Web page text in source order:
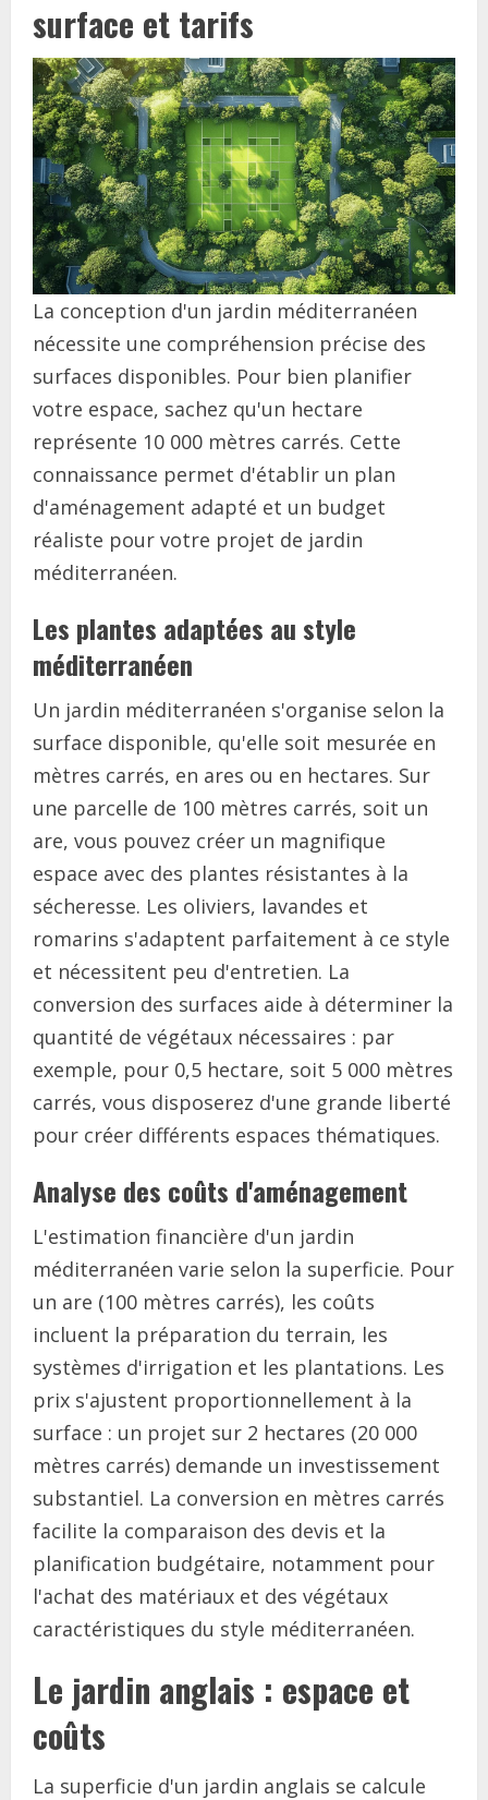
surface et tarifs
La conception d'un jardin méditerranéen
nécessite une compréhension précise des
surfaces disponibles. Pour bien planifier
votre espace, sachez qu'un hectare
représente 10 000 mètres carrés. Cette
connaissance permet d'établir un plan
d'aménagement adapté et un budget
réaliste pour votre projet de jardin
méditerranéen.
Les plantes adaptées au style
méditerranéen
Un jardin méditerranéen s'organise selon la
surface disponible, qu'elle soit mesurée en
mètres carrés, en ares ou en hectares. Sur
une parcelle de 100 mètres carrés, soit un
are, vous pouvez créer un magnifique
espace avec des plantes résistantes à la
sécheresse. Les oliviers, lavandes et
romarins s'adaptent parfaitement à ce style
et nécessitent peu d'entretien. La
conversion des surfaces aide à déterminer la
quantité de végétaux nécessaires : par
exemple, pour 0,5 hectare, soit 5 000 mètres
carrés, vous disposerez d'une grande liberté
pour créer différents espaces thématiques.
Analyse des coûts d'aménagement
L'estimation financière d'un jardin
méditerranéen varie selon la superficie. Pour
un are (100 mètres carrés), les coûts
incluent la préparation du terrain, les
systèmes d'irrigation et les plantations. Les
prix s'ajustent proportionnellement à la
surface : un projet sur 2 hectares (20 000
mètres carrés) demande un investissement
substantiel. La conversion en mètres carrés
facilite la comparaison des devis et la
planification budgétaire, notamment pour
l'achat des matériaux et des végétaux
caractéristiques du style méditerranéen.
Le jardin anglais : espace et
coûts
La superficie d'un jardin anglais se calcule